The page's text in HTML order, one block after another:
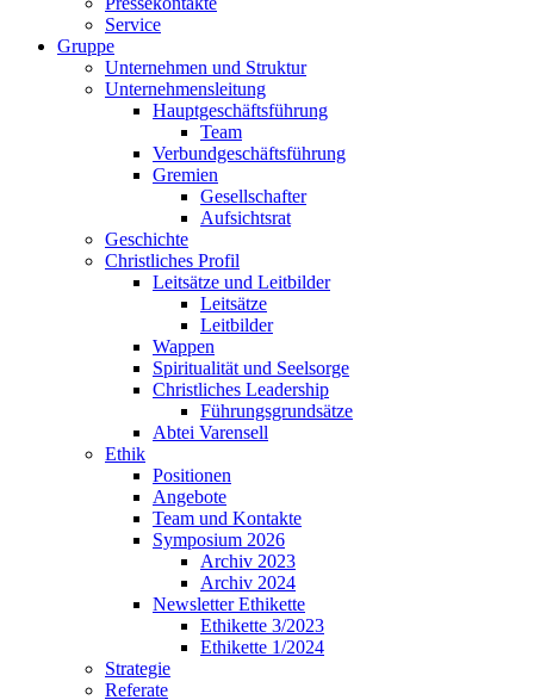
Service
Gruppe
Unternehmen und Struktur
Unternehmensleitung
Hauptgeschäftsführung
Team
Verbundgeschäftsführung
Gremien
Gesellschafter
Aufsichtsrat
Geschichte
Christliches Profil
Leitsätze und Leitbilder
Leitsätze
Leitbilder
Wappen
Spiritualität und Seelsorge
Christliches Leadership
Führungsgrundsätze
Abtei Varensell
Ethik
Positionen
Angebote
Team und Kontakte
Symposium 2026
Archiv 2023
Archiv 2024
Newsletter Ethikette
Ethikette 3/2023
Ethikette 1/2024
Strategie
Referate